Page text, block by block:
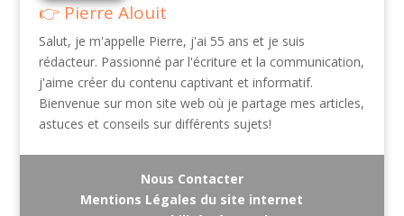
Pierre Alouit
Salut, je m'appelle Pierre, j'ai 55 ans et je suis
rédacteur. Passionné par l'écriture et la communication,
j'aime créer du contenu captivant et informatif.
Bienvenue sur mon site web où je partage mes articles,
astuces et conseils sur différents sujets!
Nous Contacter
Mentions Légales du site internet